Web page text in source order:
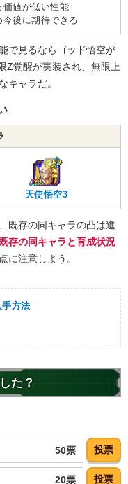
価値が低い性能
今後に期待できる
で見るならゴッド悟空が
Z覚醒が実装され、無限上
キャラだ。
天使悟空3
既存の同キャラの凸は進
既存の同キャラと育成状況
点に注意しよう。
手方法
た？
50票 投票
20票 投票